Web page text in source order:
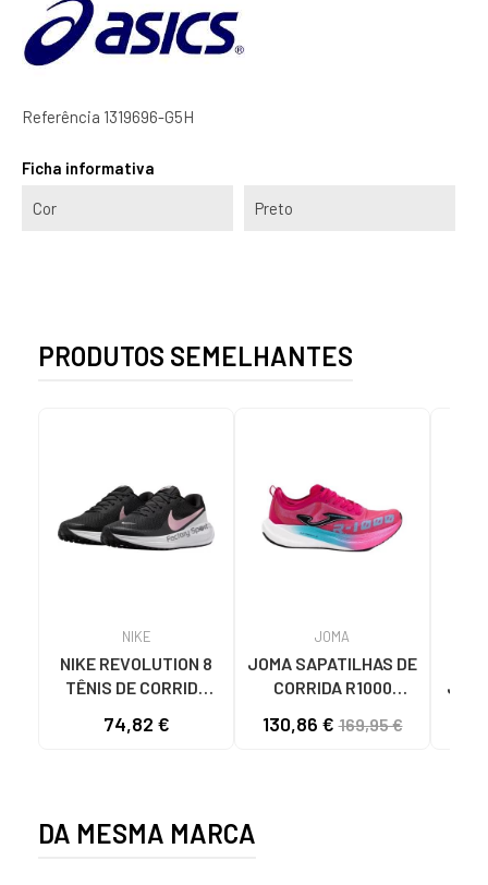
Referência 1319696-G5H
Ficha informativa
Cor Preto
PRODUTOS SEMELHANTES
NIKE
NIKE REVOLUTION 8
TÊNIS DE CORRIDA
005 PRETO-ROSA NAN
74,82 €
JOMA
JOMA SAPATILHAS DE
CORRIDA R1000
ROSA
130,86 €169,95 €
DA MESMA MARCA